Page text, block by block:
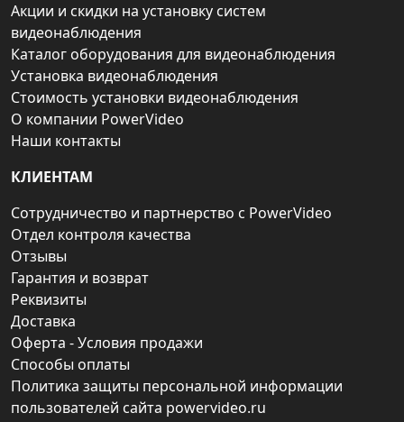
Акции и скидки на установку систем
видеонаблюдения
Каталог оборудования для видеонаблюдения
Установка видеонаблюдения
Стоимость установки видеонаблюдения
О компании PowerVideo
Наши контакты
КЛИЕНТАМ
Сотрудничество и партнерство с PowerVideo
Отдел контроля качества
Отзывы
Гарантия и возврат
Реквизиты
Доставка
Оферта - Условия продажи
Способы оплаты
Политика защиты персональной информации
пользователей сайта powervideo.ru